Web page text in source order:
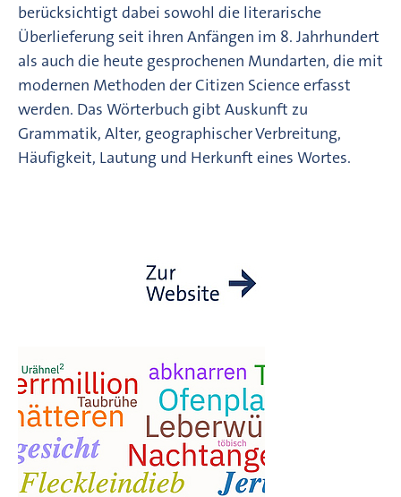
berücksichtigt dabei sowohl die literarische
Überlieferung seit ihren Anfängen im 8. Jahrhundert
als auch die heute gesprochenen Mundarten, die mit
modernen Methoden der Citizen Science erfasst
werden. Das Wörterbuch gibt Auskunft zu
Grammatik, Alter, geographischer Verbreitung,
Häufigkeit, Lautung und Herkunft eines Wortes.